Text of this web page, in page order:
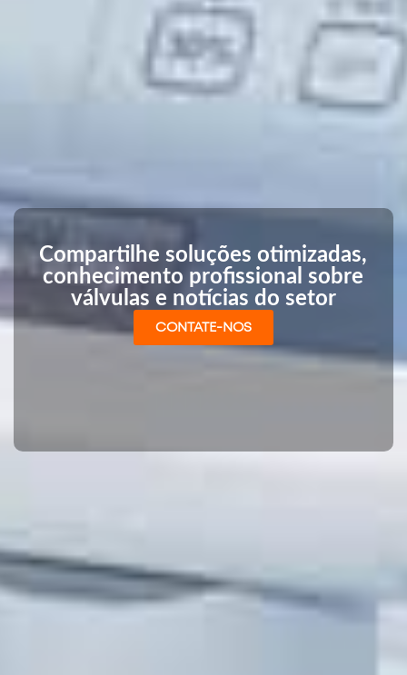
Compartilhe soluções otimizadas,
conhecimento profissional sobre
válvulas e notícias do setor
CONTATE-NOS